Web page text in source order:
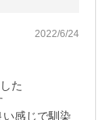
2022/6/24
た
感じで馴染